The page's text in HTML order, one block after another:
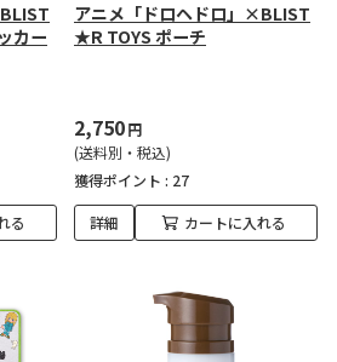
カー
る
アニメ「ドロヘドロ」×BLIST
★R TOYS ポーチ
2,750円
(送料別・税込)
獲得ポイント : 27
詳細 カートに入れる